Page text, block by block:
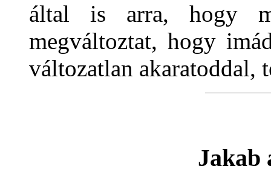
által is arra, hogy
megváltoztat, hogy
változatlan akaratoddal,
Jakab